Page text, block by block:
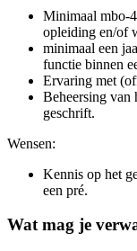
Minimaal mbo-
opleiding en/of
minimaal een
functie binnen
Ervaring met
Beheersing van
geschrift.
Wensen:
Kennis op het
een pré.
Wat mag je